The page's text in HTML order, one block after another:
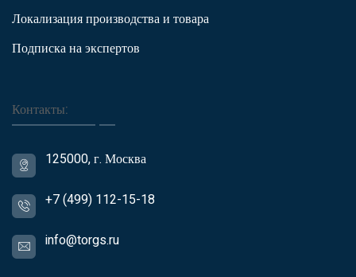
Локализация производства и товара
Подписка на экспертов
Контакты:
125000, г. Москва
+7 (499) 112-15-18
info@torgs.ru